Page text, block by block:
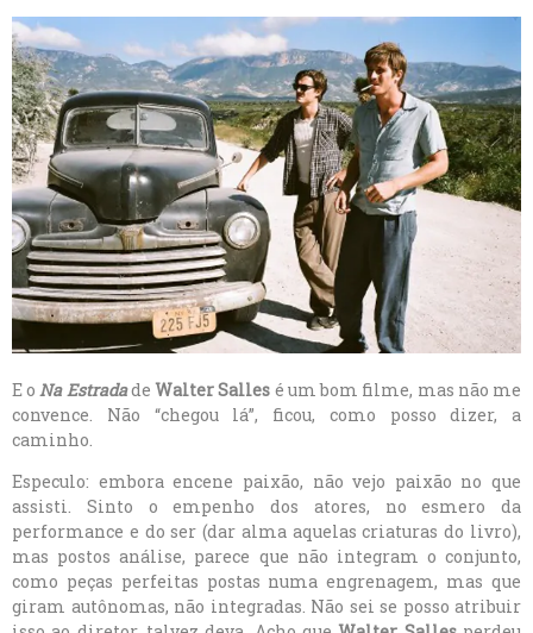
E oNa EstradadeWalter Salles é um bom filme, mas não me
convence. Não “chegou lá”, ficou, como posso dizer, a
caminho.
Especulo: embora encene paixão, não vejo paixão no que
assisti. Sinto o empenho dos atores, no esmero da
performance e do ser (dar alma aquelas criaturas do livro),
mas postos análise, parece que não integram o conjunto,
como peças perfeitas postas numa engrenagem, mas que
giram autônomas, não integradas. Não sei se posso atribuir